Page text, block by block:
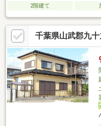
2階建て
千葉県山武郡九